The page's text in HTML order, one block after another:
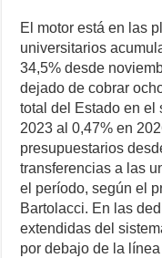
El motor está en las
universitarios
34,5% desde
dejado de cobrar
total del Estado en el
2023 al 0,47% en
presupuestarios
transferencias a las
el período, según el
Bartolacci. En las
extendidas del
por debajo de la